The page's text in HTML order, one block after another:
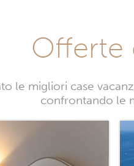
Offerte
le migliori case
confrontando le